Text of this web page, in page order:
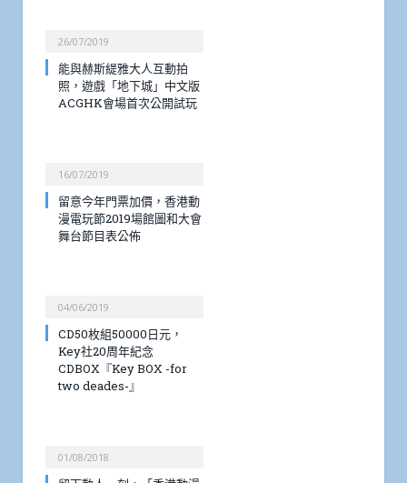
26/07/2019
能與赫斯緹雅大人互動拍
照，遊戲「地下城」中文版
ACGHK會場首次公開試玩
16/07/2019
留意今年門票加價，香港動
漫電玩節2019場館圖和大會
舞台節目表公佈
04/06/2019
CD50枚組50000日元，
Key社20周年紀念
CDBOX『Key BOX -for
two deades-』
01/08/2018